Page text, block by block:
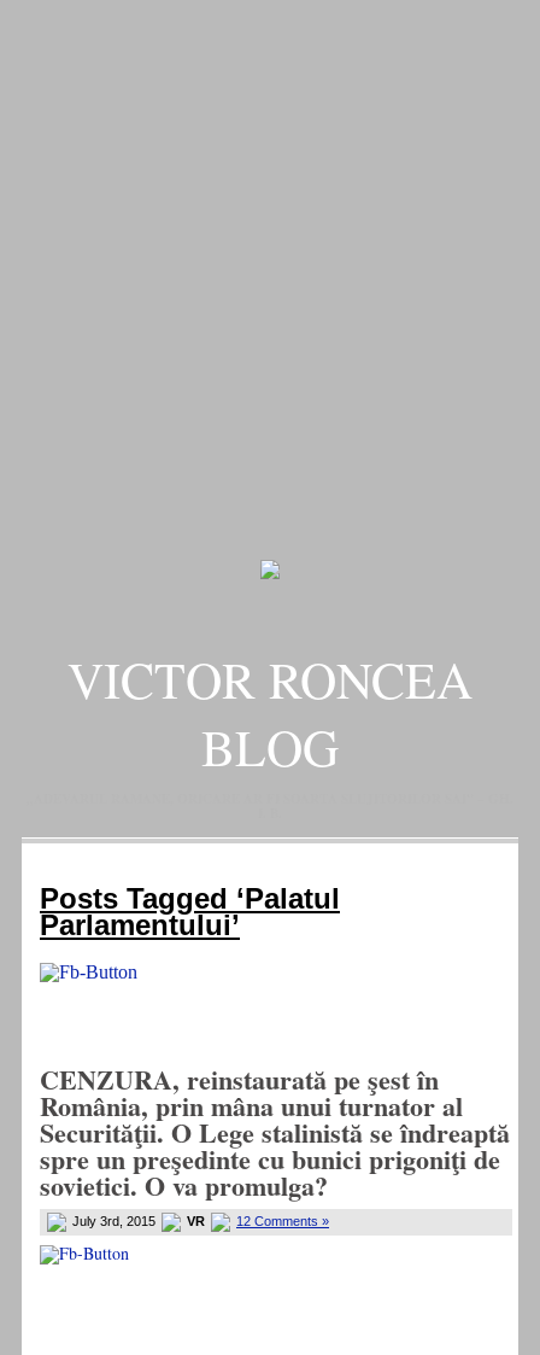
VICTOR RONCEA
BLOG
Posts Tagged ‘Palatul
Parlamentului’
CENZURA, reinstaurată pe şest în
România, prin mâna unui turnator al
Securităţii. O Lege stalinistă se îndreaptă
spre un preşedinte cu bunici prigoniţi de
sovietici. O va promulga?
July 3rd, 2015 VR 12 Comments »